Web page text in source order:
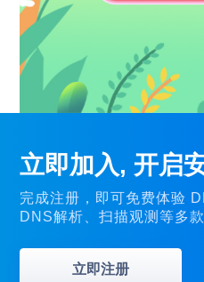
立即加入, 开启
完成注册，即可免费体验
DNS解析、扫描观测等多
立即注册